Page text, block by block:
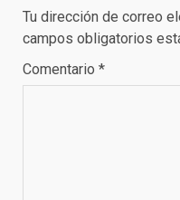
Tu dirección de correo
campos obligatorios
Comentario *